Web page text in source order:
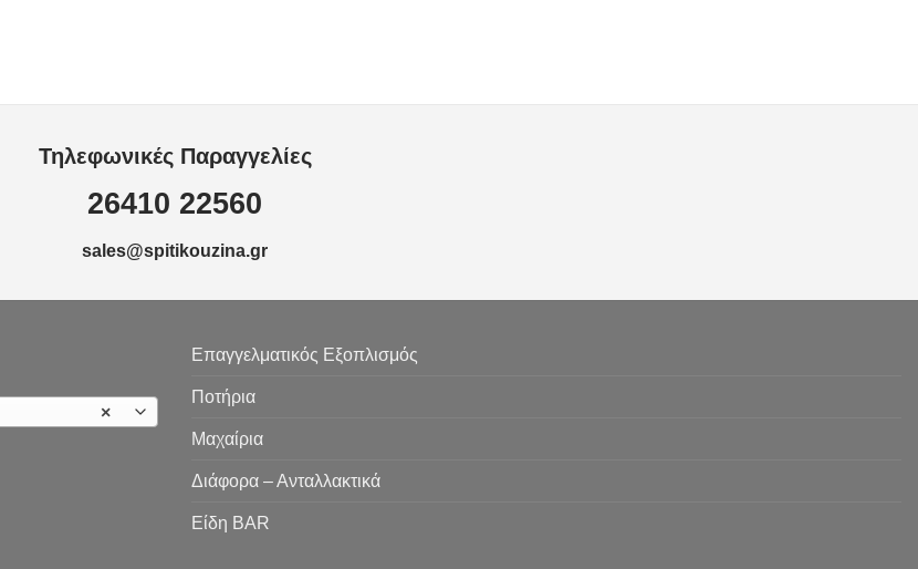
Τηλεφωνικές Παραγγελίες
26410 22560
sales@spitikouzina.gr
×
Επαγγελματικός Εξοπλισμός
Ποτήρια
Μαχαίρια
Διάφορα – Ανταλλακτικά
Είδη ΒAR